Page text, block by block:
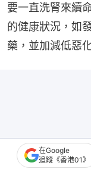
要一直洗腎來續
的健康狀況，如
藥，並加減低惡
在Google
追蹤《香港01》